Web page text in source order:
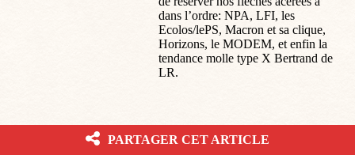
dans l’ordre: NPA, LFI, les
Ecolos/lePS, Macron et sa clique,
Horizons, le MODEM, et enfin la
tendance molle type X Bertrand de
LR.
INDIGOT
PARTAGER CET ARTICLE